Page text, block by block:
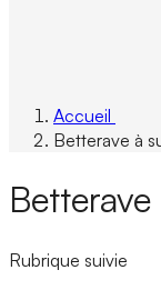
Accueil
Betterave à
Rubrique suivie